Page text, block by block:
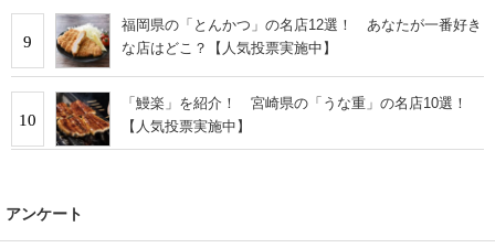
9
福岡県の「とんかつ」の名店12選！ あなたが一番好き
な店はどこ？【人気投票実施中】
10
「鰻楽」を紹介！ 宮崎県の「うな重」の名店10選！
【人気投票実施中】
アンケート